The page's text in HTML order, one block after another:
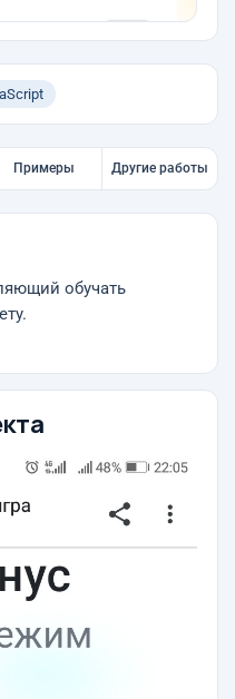
Примеры Другие работы
обучать